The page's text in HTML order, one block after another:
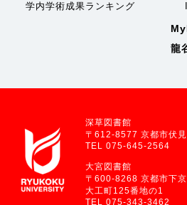
学内学術成果ランキング
龍
深草図書館
〒612-8577 京都市伏
TEL 075-645-2564
大宮図書館
〒600-8268 京都市下京
大工町125番地の1
TEL 075-343-3462